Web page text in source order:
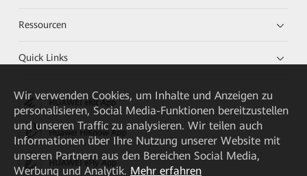
Ressourcen
Quick Links
HUAWEI eKit App
Huawei HiKnow App
HUAWEI eFly App
Wir verwenden Cookies, um Inhalte und Anzeigen zu
personalisieren, Social Media-Funktionen bereitzustellen
und unseren Traffic zu analysieren. Wir teilen auch
Informationen über Ihre Nutzung unserer Website mit
unseren Partnern aus den Bereichen Social Media,
Werbung und Analytik. Mehr erfahren